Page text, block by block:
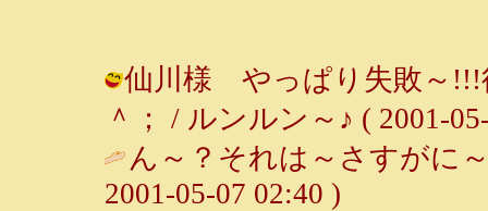
仙川様 やっぱり失敗～!!!
＾； / ルンルン～♪ ( 2001-
ん～？それは～さすがに
2001-05-07 02:40 )